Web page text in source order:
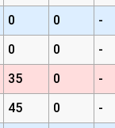
0 0
-
0 0
-
35 0
-
45 0 -